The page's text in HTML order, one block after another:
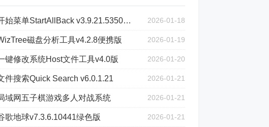
开始菜单StartAllBack v3.9.21.5350绿色版 2026-01-18
磁盘分析工具v4.2.8便携版 2026-01-19
键修改系统Host文件工具v4.0版 2026-01-20
件搜索Quick Search v6.0.1.21 2026-01-21
域网五子棋游戏多人对战系统 2026-01-21
歌地球v7.3.6.10441绿色版 2026-01-21